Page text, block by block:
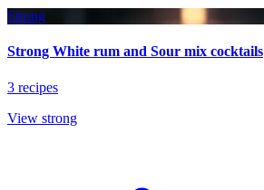
Strong
Strong White rum and Sour mix cocktails
3 recipes
View strong